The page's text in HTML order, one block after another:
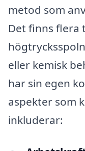
metod som
Det finns flera
eller kemisk
har sin egen
aspekter som
inkluderar: